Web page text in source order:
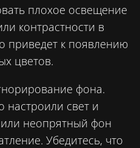
плохое освещение
контрастности в
приведет к появлению
цветов.
фона.
настроили свет и
неопрятный фон
Убедитесь, что